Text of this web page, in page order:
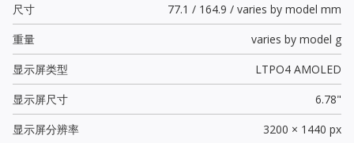
尺寸
77.1 / 164.9 / varies by model mm
重量
varies by model g
显示屏类型
LTPO4 AMOLED
显示屏尺寸
6.78"
显示屏分辨率
3200 × 1440 px